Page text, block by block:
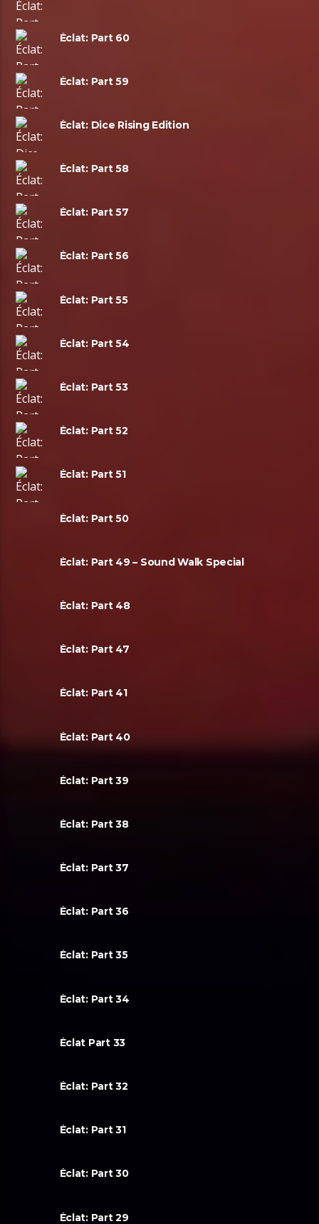
Éclat: Part 60
Éclat: Part 59
Éclat: Dice Rising Edition
Éclat: Part 58
Éclat: Part 57
Éclat: Part 56
Éclat: Part 55
Éclat: Part 54
Éclat: Part 53
Éclat: Part 52
Éclat: Part 51
Éclat: Part 50
Éclat: Part 49 – Sound Walk Special
Éclat: Part 48
Éclat: Part 47
Éclat: Part 41
Éclat: Part 40
Éclat: Part 39
Éclat: Part 38
Éclat: Part 37
Éclat: Part 36
Éclat: Part 35
Éclat: Part 34
Éclat Part 33
Éclat: Part 32
Éclat: Part 31
Éclat: Part 30
Éclat: Part 29